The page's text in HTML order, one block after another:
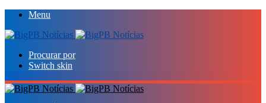
Menu
Procurar por
Switch skin